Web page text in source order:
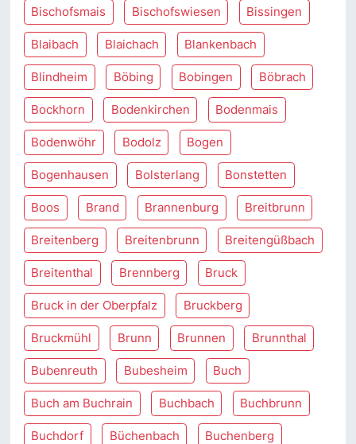
Bischofsmais Bischofswiesen Bissingen
Blaibach Blaichach Blankenbach
Blindheim Böbing Bobingen Böbrach
Bockhorn Bodenkirchen Bodenmais
Bodenwöhr Bodolz Bogen
Bogenhausen Bolsterlang Bonstetten
Boos Brand Brannenburg Breitbrunn
Breitenberg Breitenbrunn Breitengüßbach
Breitenthal Brennberg Bruck
Bruck in der Oberpfalz Bruckberg
Bruckmühl Brunn Brunnen Brunnthal
Bubenreuth Bubesheim Buch
Buch am Buchrain Buchbach Buchbrunn
Buchdorf Büchenbach Buchenberg